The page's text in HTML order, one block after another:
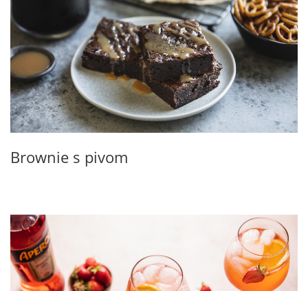
Brownie s pivom